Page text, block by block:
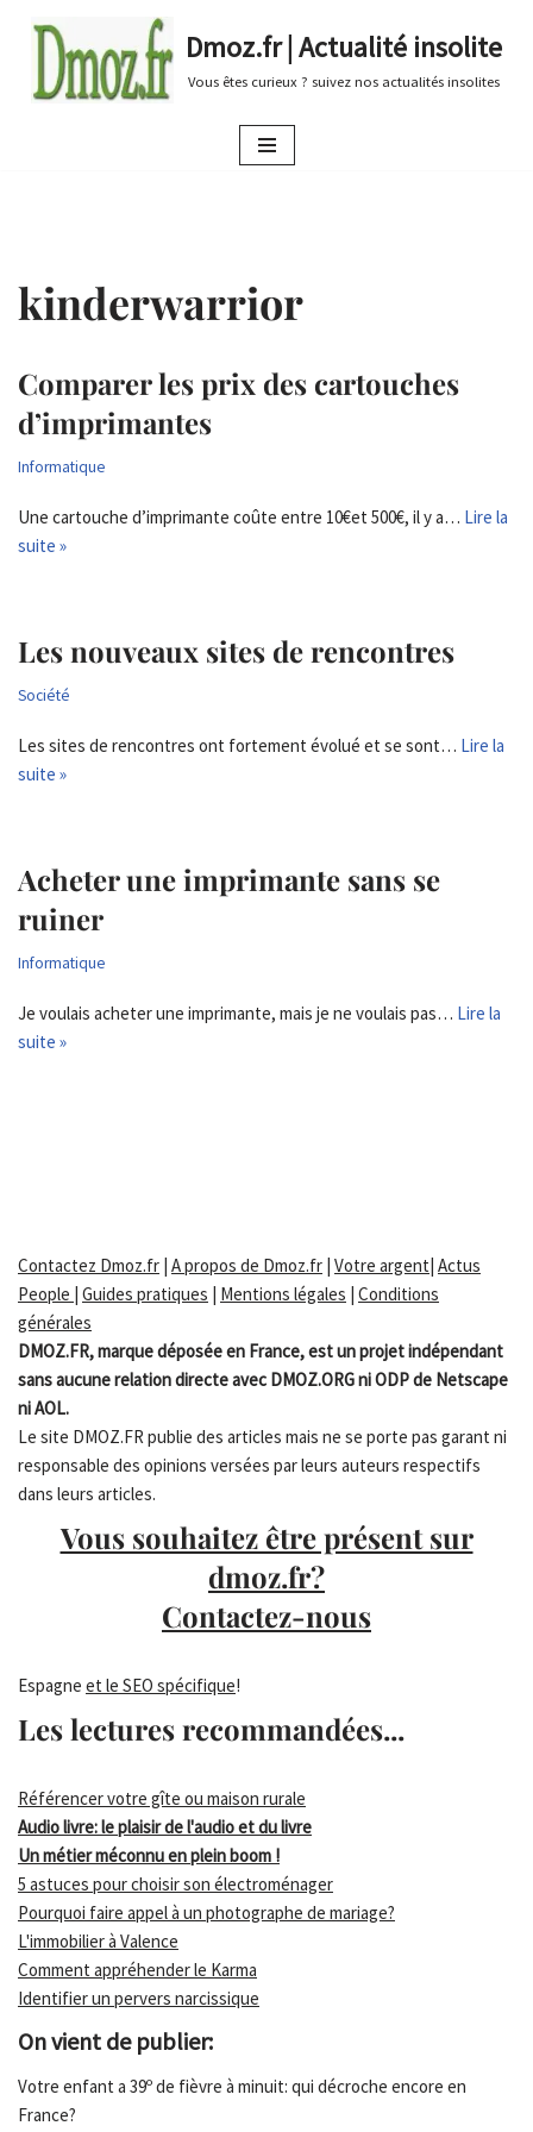
au
Dmoz.fr | Actualité insolite
Vous êtes curieux ? suivez nos actualités insolites
kinderwarrior
Comparer les prix des cartouches
d’imprimantes
Informatique
Une cartouche d’imprimante coûte entre 10€et 500€, il y a… Lire la
suite »
Les nouveaux sites de rencontres
Société
Les sites de rencontres ont fortement évolué et se sont… Lire la
suite »
Acheter une imprimante sans se
ruiner
Informatique
Je voulais acheter une imprimante, mais je ne voulais pas… Lire la
suite »
Contactez Dmoz.fr | A propos de Dmoz.fr | Votre argent| Actus
People | Guides pratiques | Mentions légales | Conditions
générales
DMOZ.FR, marque déposée en France, est un projet indépendant
sans aucune relation directe avec DMOZ.ORG ni ODP de Netscape
ni AOL.
Le site DMOZ.FR publie des articles mais ne se porte pas garant ni
responsable des opinions versées par leurs auteurs respectifs
dans leurs articles.
Vous souhaitez être présent sur
dmoz.fr?
Contactez-nous
Espagne et le SEO spécifique!
Les lectures recommandées...
Référencer votre gîte ou maison rurale
Audio livre: le plaisir de l'audio et du livre
Un métier méconnu en plein boom !
5 astuces pour choisir son électroménager
Pourquoi faire appel à un photographe de mariage?
L'immobilier à Valence
Comment appréhender le Karma
Identifier un pervers narcissique
On vient de publier:
Votre enfant a 39º de fièvre à minuit: qui décroche encore en
France?